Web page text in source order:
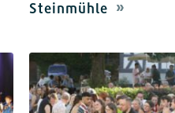
Steinmühle